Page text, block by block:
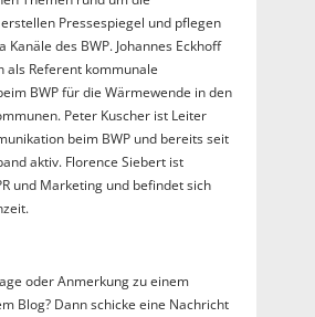
Pressespiegel und pflegen
Kanäle des BWP. Johannes Eckhoff
als Referent kommunale
BWP für die Wärmewende in den
Peter Kuscher ist Leiter
beim BWP und bereits seit
aktiv. Florence Siebert ist
und Marketing und befindet sich
oder Anmerkung zu einem
Blog? Dann schicke eine Nachricht